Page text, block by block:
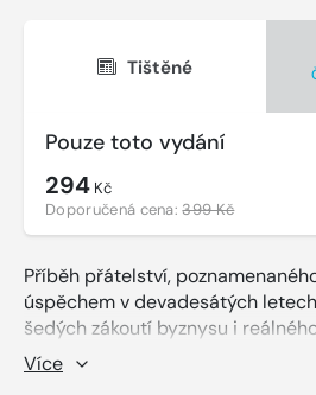
Tištěné
Pouze toto vydání
294 Kč
Doporučená cena:399 Kč
Příběh přátelství,
úspěchem v devadesátých
šedých zákoutí byznysu i
Tři snílci stoupají po
důsledky, které je mohou
Více